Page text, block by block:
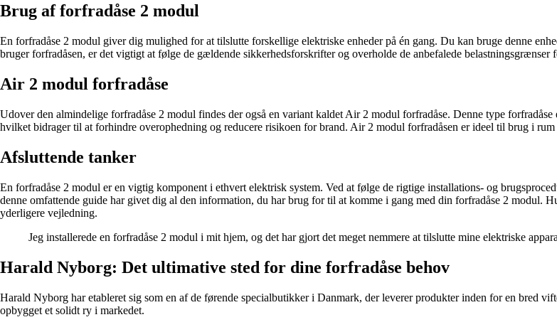
Brug af forfradåse 2 modul
En forfradåse 2 modul giver dig mulighed for at tilslutte forskellige elektriske enheder på én gang. Du kan bruge denne
bruger forfradåsen, er det vigtigt at følge de gældende sikkerhedsforskrifter og overholde de anbefalede belastningsgrænser
Air 2 modul forfradåse
Udover den almindelige forfradåse 2 modul findes der også en variant kaldet Air 2 modul forfradåse. Denne type
hvilket bidrager til at forhindre overophedning og reducere risikoen for brand. Air 2 modul forfradåsen er ideel til brug i
Afsluttende tanker
En forfradåse 2 modul er en vigtig komponent i ethvert elektrisk system. Ved at følge de rigtige installations- og
denne omfattende guide har givet dig al den information, du har brug for til at komme i gang med din forfradåse 2 modul.
yderligere vejledning.
Jeg installerede en forfradåse 2 modul i mit hjem, og det har gjort det meget nemmere at tilslutte mine elektriske
Harald Nyborg: Det ultimative sted for dine forfradåse behov
Harald Nyborg har etableret sig som en af de førende specialbutikker i Danmark, der leverer produkter inden for en bred
opbygget et solidt ry i markedet.